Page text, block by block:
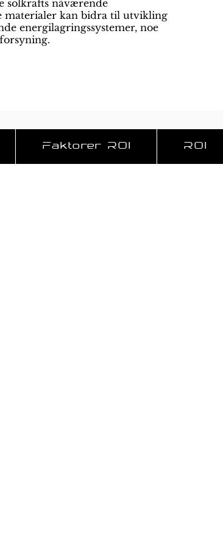
solkrafts nåværende
materialer kan bidra til utvikling
energilagringssystemer, noe
Faktorer ROI ROI